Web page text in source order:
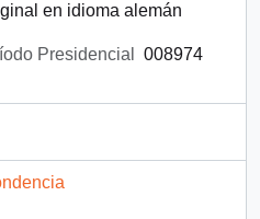
en idioma alemán
Presidencial 008974